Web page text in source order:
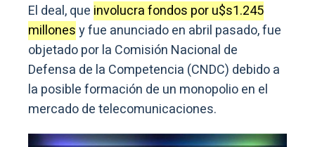
El deal, que involucra fondos por u$s1.245
millonesy fue anunciado en abril pasado, fue
objetado por la Comisión Nacional de
Defensa de la Competencia (CNDC) debido a
la posible formación de un monopolio en el
mercado de telecomunicaciones.